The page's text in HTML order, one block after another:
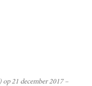
op 21 december 2017 –